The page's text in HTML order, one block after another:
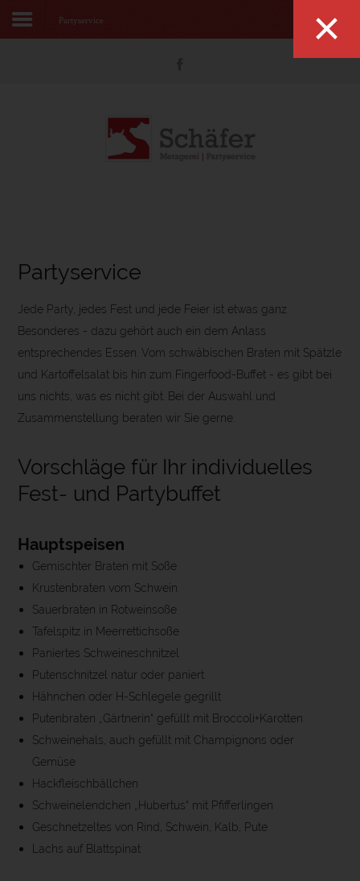
Partyservice
Partyservice
Jede Party, jedes Fest und jede Feier ist etwas ganz
Besonderes - dazu gehört auch ein dem Anlass
entsprechendes Essen. Vom schwäbischen Braten mit Spätzle
und Kartoffelsalat bis hin zum Fingerfood-Buffet - es gibt bei
uns nichts, was es nicht gibt. Bei der Auswahl und
Zusammenstellung beraten wir Sie gerne.
Vorschläge für Ihr individuelles
Fest- und Partybuffet
Hauptspeisen
Gemischter Braten mit Soße
Krustenbraten vom Schwein
Sauerbraten in Rotweinsoße
Tafelspitz in Meerrettichsoße
Paniertes Schweineschnitzel
Putenschnitzel natur oder paniert
Hähnchen oder H-Schlegele gegrillt
Putenbraten „Gärtnerin“ gefüllt mit Broccoli+Karotten
Schweinehals, auch gefüllt mit Champignons oder
Gemüse
Hackfleischbällchen
Schweinelendchen „Hubertus“ mit Pfifferlingen
Geschnetzeltes von Rind, Schwein, Kalb, Pute
Lachs auf Blattspinat
×